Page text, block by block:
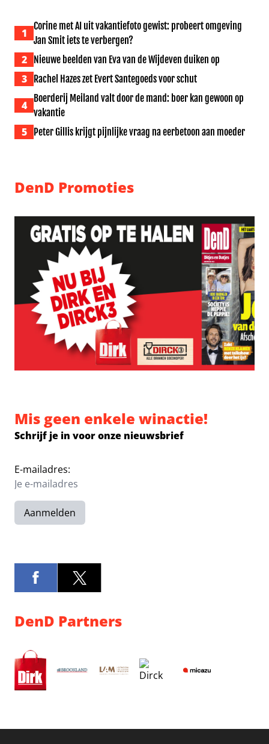
1
Corine met AI uit vakantiefoto gewist: probeert omgeving
Jan Smit iets te verbergen?
2 Nieuwe beelden van Eva van de Wijdeven duiken op
3 Rachel Hazes zet Evert Santegoeds voor schut
4
Boerderij Meiland valt door de mand: boer kan gewoon op
vakantie
5 Peter Gillis krijgt pijnlijke vraag na eerbetoon aan moeder
DenD Promoties
Mis geen enkele winactie!
Schrijf je in voor onze nieuwsbrief
E-mailadres:
Aanmelden
DenD Partners